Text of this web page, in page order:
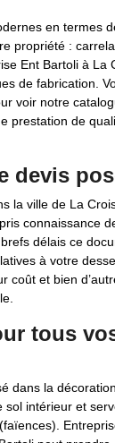
en termes
propriété :
Ent Bartoli à La
de fabrication.
voir notre
prestation de
devis
la ville de La
connaissance
délais ce
à votre
et bien
tous
dans la
intérieur et